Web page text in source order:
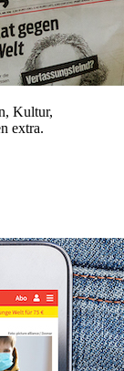
Kultur,
extra.